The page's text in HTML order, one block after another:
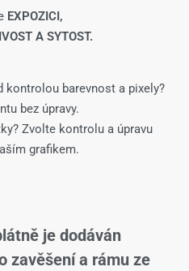
EXPOZICI,
A SYTOST.
barevnost a pixely?
bez úpravy.
Zvolte kontrolu a úpravu
grafikem.
je dodáván
zavěšení a rámu ze